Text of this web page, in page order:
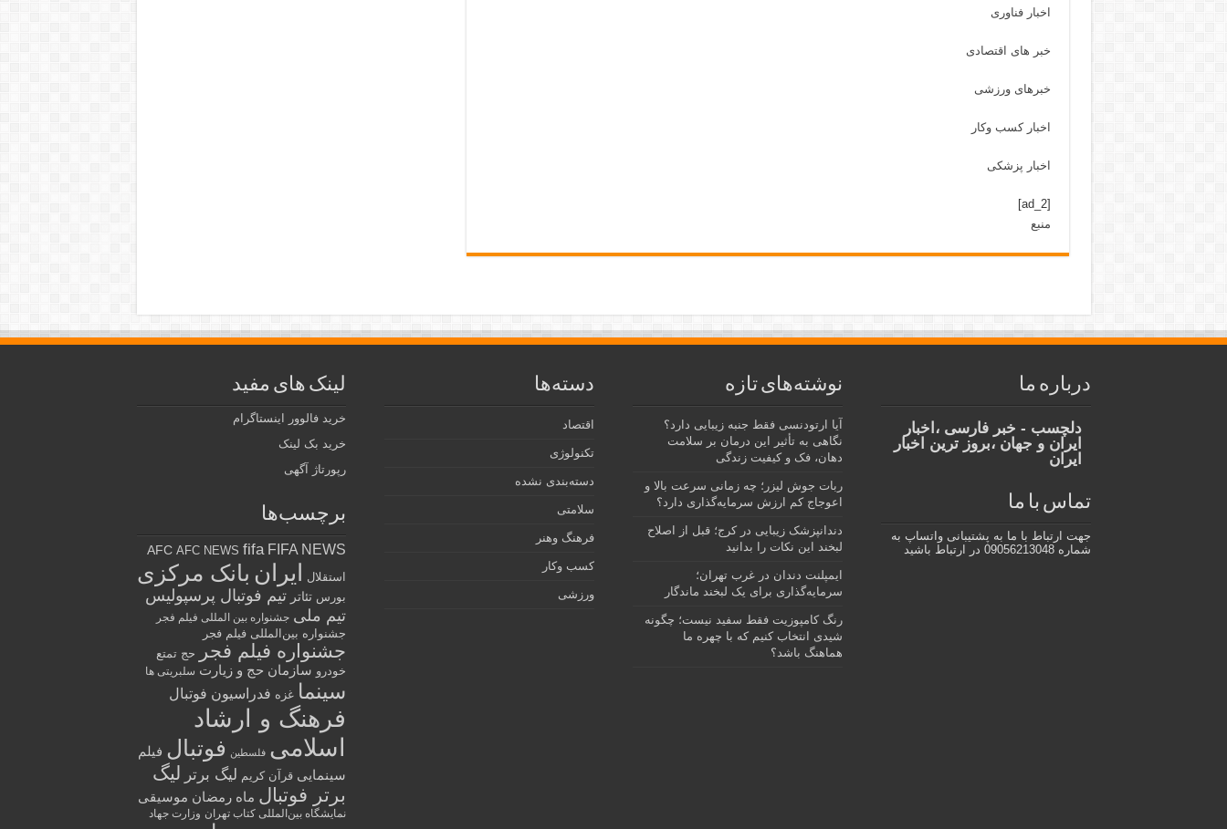
اخبار فناوری
خبر های اقتصادی
خبرهای ورزشی
اخبار کسب وکار
اخبار پزشکی
[ad_2]
منبع
درباره ما
دلچسب - خبر فارسی ،اخبار
ایران و جهان ،بروز ترین اخبار
ایران
تماس با ما
جهت ارتباط با ما به پشتیبانی واتساپ به
شماره 09056213048 در ارتباط باشید
نوشته‌های تازه
آیا ارتودنسی فقط جنبه زیبایی دارد؟
نگاهی به تأثیر این درمان بر سلامت
دهان، فک و کیفیت زندگی
ربات جوش لیزر؛ چه زمانی سرعت بالا و
اعوجاج کم ارزش سرمایه‌گذاری دارد؟
دندانپزشک زیبایی در کرج؛ قبل از اصلاح
لبخند این نکات را بدانید
ایمپلنت دندان در غرب تهران؛
سرمایه‌گذاری برای یک لبخند ماندگار
رنگ کامپوزیت فقط سفید نیست؛ چگونه
شیدی انتخاب کنیم که با چهره ما
هماهنگ باشد؟
دسته‌ها
اقتصاد
تکنولوژی
دسته‌بندی نشده
سلامتی
فرهنگ وهنر
کسب وکار
ورزشی
لینک های مفید
خرید فالوور اینستاگرام
خرید بک لینک
رپورتاژ آگهی
برچسب‌ها
AFC AFC NEWS fifa FIFA NEWS
استقلال ایران بانک مرکزی
بورس تئاتر تیم فوتبال پرسپولیس
تیم ملی جشنواره بین المللی فیلم فجر
جشنواره بین‌المللی فیلم فجر
جشنواره فیلم فجر
حج تمتع
خودرو سازمان حج و زیارت سلبریتی ها
سینما غزه فدراسیون فوتبال
فرهنگ و ارشاد
اسلامی فلسطین فوتبال فیلم
سینمایی قرآن کریم لیگ برتر لیگ
برتر فوتبال ماه رمضان موسیقی
نمایشگاه بین‌المللی کتاب تهران وزارت جهاد